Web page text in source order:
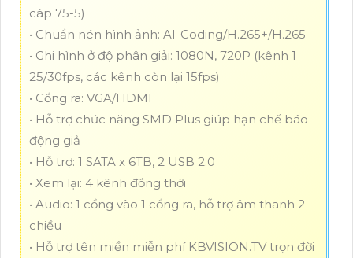
cáp 75-5)
• Chuẩn nén hình ảnh: AI-Coding/H.265+/H.265
• Ghi hình ở độ phân giải: 1080N, 720P (kênh 1
25/30fps, các kênh còn lại 15fps)
• Cổng ra: VGA/HDMI
• Hỗ trợ chức năng SMD Plus giúp hạn chế báo
động giả
• Hỗ trợ: 1 SATA x 6TB, 2 USB 2.0
• Xem lại: 4 kênh đồng thời
• Audio: 1 cổng vào 1 cổng ra, hỗ trợ âm thanh 2
chiều
• Hỗ trợ tên miền miễn phí KBVISION.TV trọn đời